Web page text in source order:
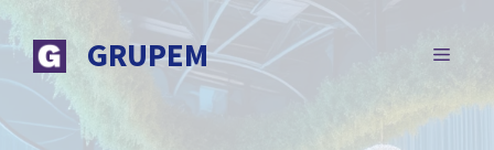
Inhalt
springen
GRUPEM MENÜ